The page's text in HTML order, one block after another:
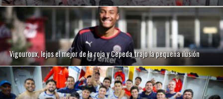
Vigouroux, lejos el mejor de la roja y Cepeda trajo la pequeña ilusión